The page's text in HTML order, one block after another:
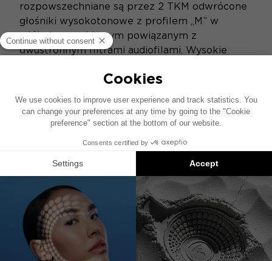
rozpowszechniane są przez 2 TKM odwrócone
głośniki wysokotonowe z profilem „M” w
włóknie aramidowym powiązanym z
dwustronnym filtrami audiofilami. Wysokie
odtworzone, z gładkości i precyzją. Zestaw jest
wyposażony w aluminium i grille siatki.
Ten produkt nie jest już dostępny